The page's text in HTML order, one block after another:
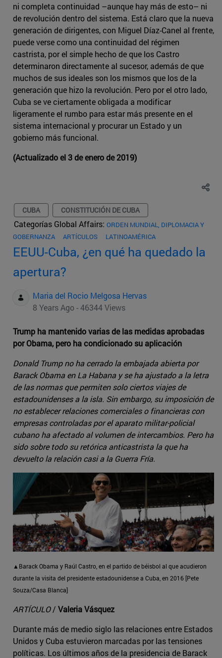
ni completa continuidad –aunque hay más de esto– ni
de revolución dentro del sistema. Está claro que la nueva
generación de dirigentes, con Miguel Díaz-Canel al frente,
puede verse como una continuidad del régimen
castrista, por el simple hecho de que los Castro
determinaron directamente al sucesor, además de que
muchos de sus ideales son los mismos que los de la
generación que hizo la revolución. Pero por el otro lado,
Cuba se ve ciertamente obligada a modificar
ligeramente el rumbo para estar más presente en el
sistema internacional y procurar un Estado y un
gobierno más funcional.
(Actualizado el 3 de enero de 2019)
CUBA CONSTITUCIÓN DE CUBA
Categorías Global Affairs: ORDEN MUNDIAL, DIPLOMACIA Y
GOBERNANZA
ARTÍCULOS LATINOAMÉRICA
EEUU-Cuba, ¿en qué ha quedado la
apertura?
Maria del Rocio Melgosa Hervas
8 Years Ago - 46344 Views
Trump ha mantenido varias de las medidas aprobadas
por Obama, pero ha condicionado su aplicación
Donald Trump no ha cerrado la embajada abierta por
Barack Obama en La Habana y se ha ajustado a la letra
de las normas que permiten solo ciertos viajes de
estadounidenses a la isla. Sin embargo, su imposición de
no establecer relaciones comerciales o financieras con
empresas controladas por el aparato militar-policial
cubano ha afectado al volumen de intercambios. Pero ha
sido sobre todo su retórica anticastrista la que ha
devuelto la relación casi a la Guerra Fría.
▲Barack Obama y Raúl Castro, en el partido de béisbol al que acudieron
durante la visita del presidente estadounidense a Cuba, en 2016 [Pete
Souza/Casa Blanca]
ARTÍCULO/ Valeria Vásquez
Durante más de medio siglo las relaciones entre Estados
Unidos y Cuba estuvieron marcadas por las tensiones
políticas. Los últimos años de la presidencia de Barack